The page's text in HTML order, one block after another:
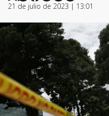
21 de julio de 2023 | 13:01